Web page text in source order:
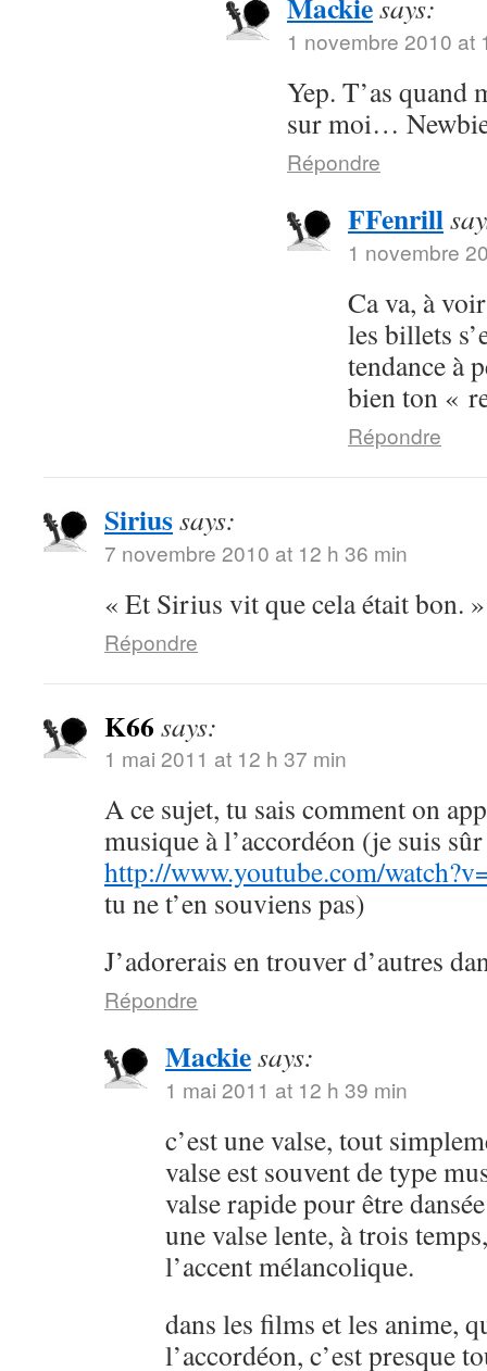
says:
1 novembre 2010 at
Yep. T’as quand
sur moi…
Répondre
FFenrill
1 novembre
Ca va, à
les billets
tendance à
bien ton «
Répondre
Siriussays:
7 novembre 2010 at 12 h 36 min
« Et Sirius vit que cela était bon.
Répondre
K66 says:
1 mai 2011 at 12 h 37 min
A ce sujet, tu sais comment on
musique à l’accordéon (je suis
http://www.youtube.com/
tu ne t’en souviens pas)
J’adorerais en trouver d’autres
Répondre
Mackiesays:
1 mai 2011 at 12 h 39 min
c’est une valse, tout
valse est souvent de type
valse rapide pour être
une valse lente, à trois
l’accent mélancolique.
dans les films et les anime,
l’accordéon, c’est presque